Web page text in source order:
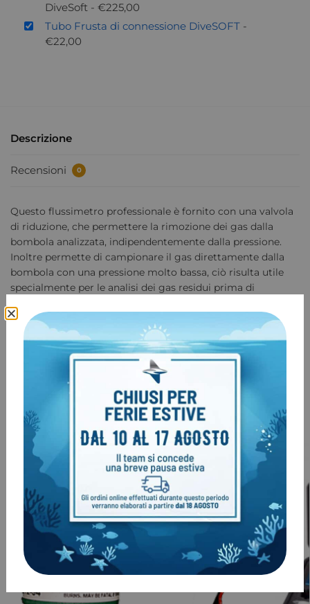
DiveSoft - €225,00
Tubo Frusta di connessione DiveSOFT -
€22,00
Descrizione
Recensioni 0
Questo flussimetro professionale è fornito con una valvola
di riduzione, che permettere la rimozione dei gas dalla
bombola analizzata, indipendentemente dalla pressione.
Inoltre permette di campionare il gas direttamente dalla
bombola con una pressione molto bassa, ciò risulta utile
specialmente per le analisi dei gas residui prima di
COD: 3662
Categoria: Analizzatori O2 He
Marchio: DiveSOFT
Prodotti correlati
-5%